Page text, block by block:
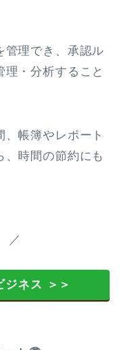
管理でき、承認ル
・分析すること
帳簿やレポート
、時間の節約にも
／
ネス ＞＞